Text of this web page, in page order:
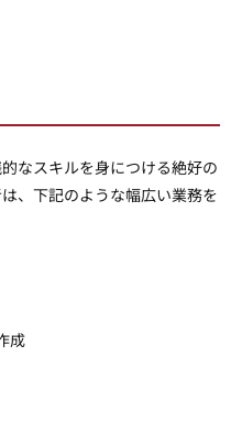
なスキルを身につける絶好の
、下記のような幅広い業務を
成